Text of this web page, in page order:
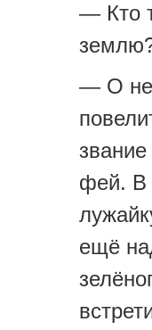
— Кто
— О
фей. В
ещё